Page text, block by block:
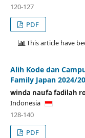
120-127
PDF
This article have
Alih Kode dan
Family Japan 2024/
winda naufa fadilah
Indonesia
128-140
PDF